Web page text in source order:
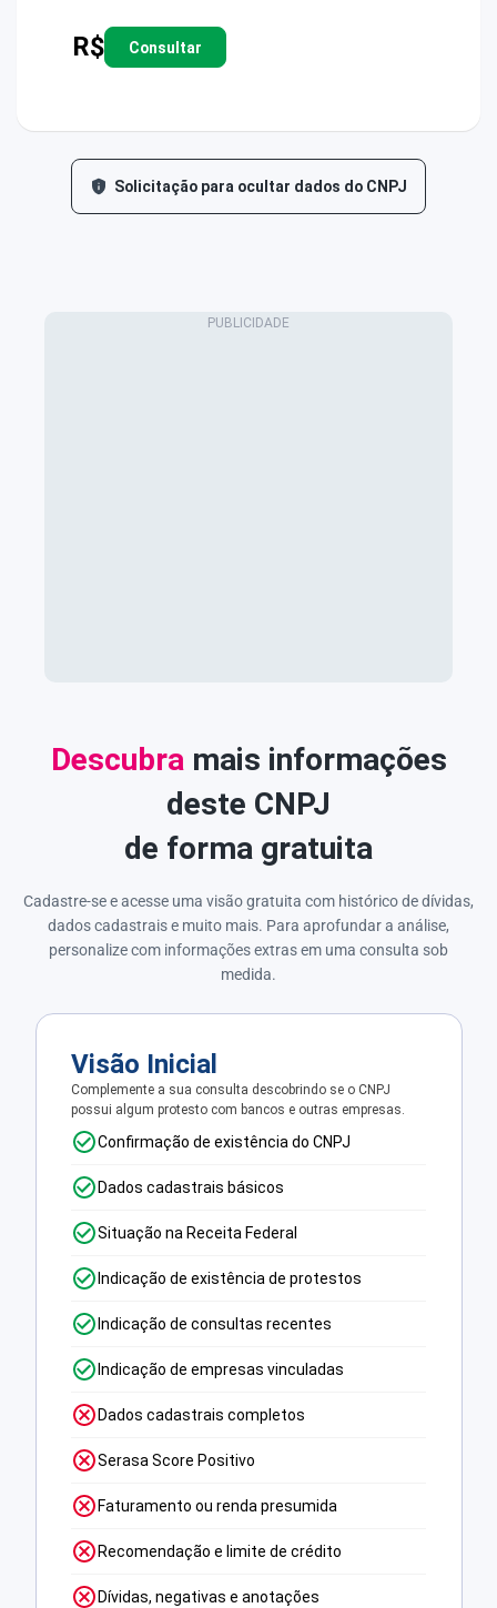
R$ Consultar
Solicitação para ocultar dados do CNPJ
Descubra mais informações
deste CNPJ
de forma gratuita
Cadastre-se e acesse uma visão gratuita com histórico de dívidas,
dados cadastrais e muito mais. Para aprofundar a análise,
personalize com informações extras em uma consulta sob
medida.
Visão Inicial
Complemente a sua consulta descobrindo se o CNPJ
possui algum protesto com bancos e outras empresas.
Confirmação de existência do CNPJ
Dados cadastrais básicos
Situação na Receita Federal
Indicação de existência de protestos
Indicação de consultas recentes
Indicação de empresas vinculadas
Dados cadastrais completos
Serasa Score Positivo
Faturamento ou renda presumida
Recomendação e limite de crédito
Dívidas, negativas e anotações